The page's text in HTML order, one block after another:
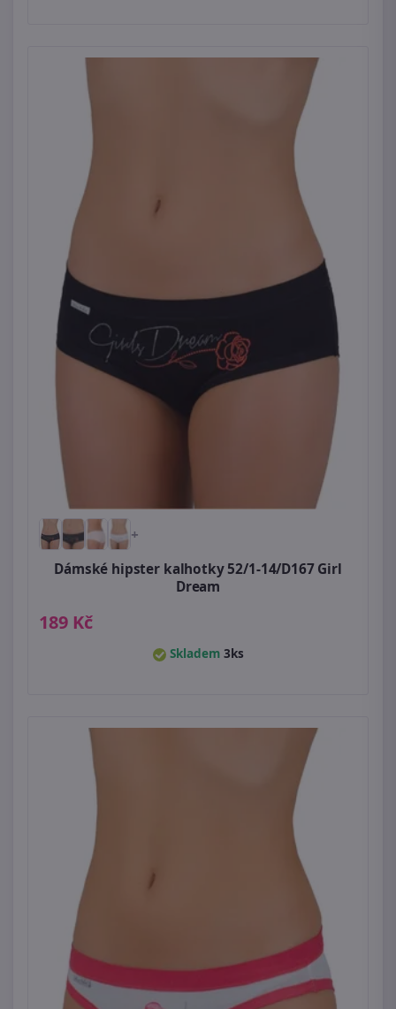
+
Dámské hipster kalhotky 52/1-14/D167 Girl
Dream
189 Kč
Skladem 3ks